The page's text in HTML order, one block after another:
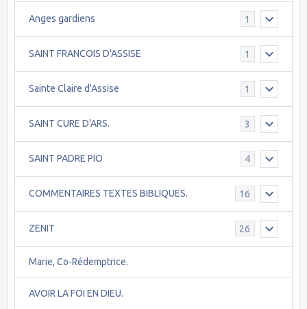
Anges gardiens 1
SAINT FRANCOIS D'ASSISE 1
Sainte Claire d'Assise 1
SAINT CURE D'ARS. 3
SAINT PADRE PIO 4
COMMENTAIRES TEXTES BIBLIQUES. 16
ZENIT 26
Marie, Co-Rédemptrice.
AVOIR LA FOI EN DIEU.